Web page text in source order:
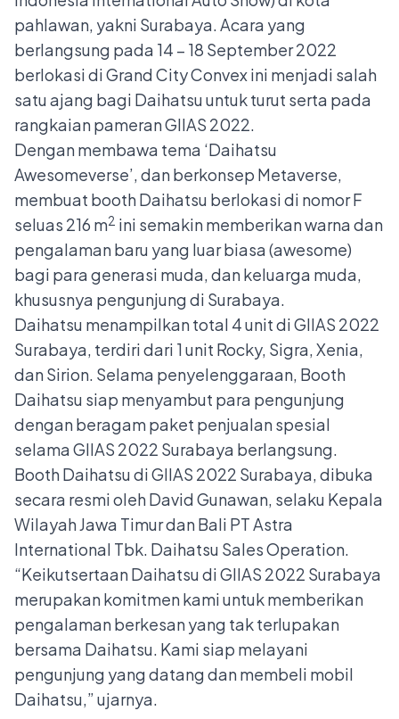
pahlawan, yakni Surabaya. Acara yang
berlangsung pada 14 – 18 September 2022
berlokasi di Grand City Convex ini menjadi salah
satu ajang bagi Daihatsu untuk turut serta pada
rangkaian pameran GIIAS 2022.
Dengan membawa tema ‘Daihatsu
Awesomeverse’, dan berkonsep Metaverse,
membuat booth Daihatsu berlokasi di nomor F
seluas 216 m2 ini semakin memberikan warna dan
pengalaman baru yang luar biasa (awesome)
bagi para generasi muda, dan keluarga muda,
khususnya pengunjung di Surabaya.
Daihatsu menampilkan total 4 unit di GIIAS 2022
Surabaya, terdiri dari 1 unit Rocky, Sigra, Xenia,
dan Sirion. Selama penyelenggaraan, Booth
Daihatsu siap menyambut para pengunjung
dengan beragam paket penjualan spesial
selama GIIAS 2022 Surabaya berlangsung.
Booth Daihatsu di GIIAS 2022 Surabaya, dibuka
secara resmi oleh David Gunawan, selaku Kepala
Wilayah Jawa Timur dan Bali PT Astra
International Tbk. Daihatsu Sales Operation.
“Keikutsertaan Daihatsu di GIIAS 2022 Surabaya
merupakan komitmen kami untuk memberikan
pengalaman berkesan yang tak terlupakan
bersama Daihatsu. Kami siap melayani
pengunjung yang datang dan membeli mobil
Daihatsu,” ujarnya.